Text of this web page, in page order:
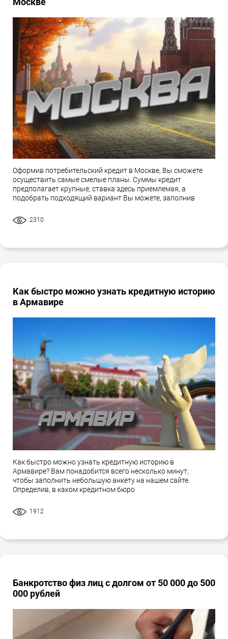
Оформив потребительский кредит в Москве, Вы сможете
осуществить самые смелые планы. Суммы кредит
предполагает крупные, ставка здесь приемлемая, а
подобрать подходящий вариант Вы можете, заполнив
2310
Как быстро можно узнать кредитную историю
в Армавире
Как быстро можно узнать кредитную историю в
Армавире? Вам понадобится всего несколько минут,
чтобы заполнить небольшую анкету на нашем сайте.
Определив, в каком кредитном бюро
1912
Банкротство физ лиц с долгом от 50 000 до 500
000 рублей